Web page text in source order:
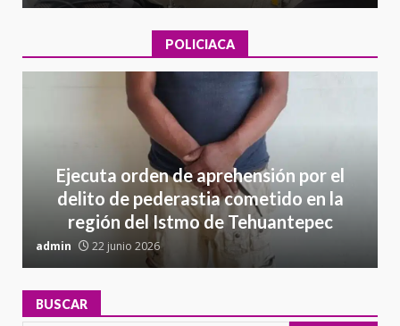
POLICIACA
Ejecuta orden de aprehensión por el
delito de pederastia cometido en la
región del Istmo de Tehuantepec
admin 22 junio 2026
BUSCAR